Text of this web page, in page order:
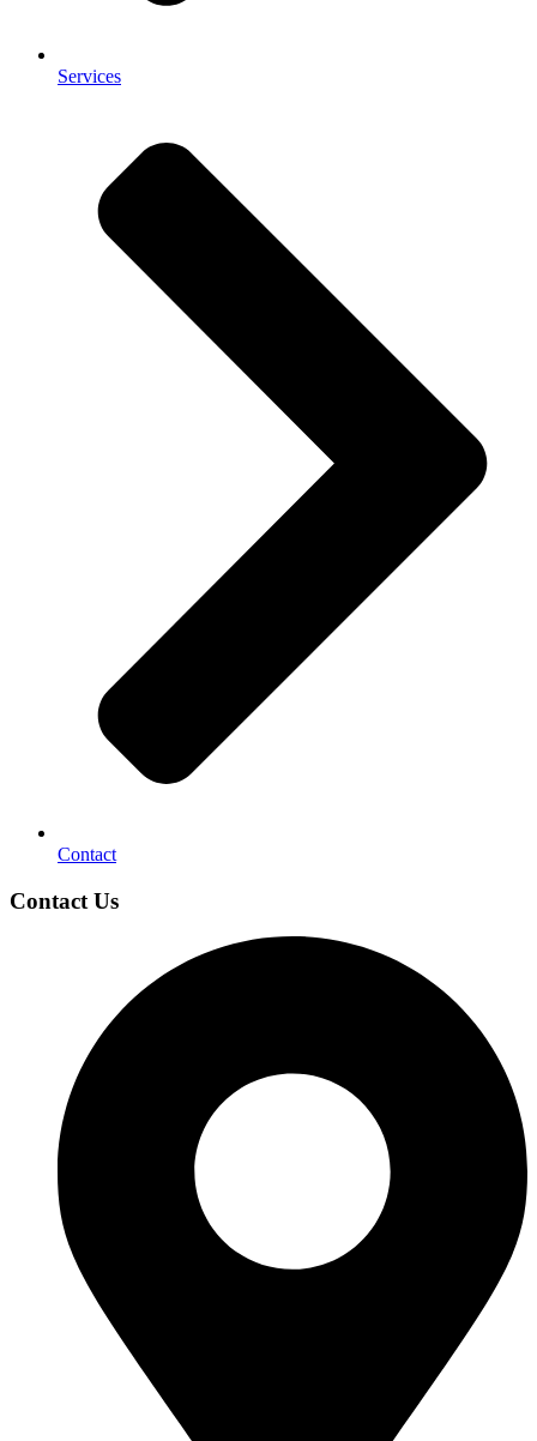
Services
Contact
Contact Us